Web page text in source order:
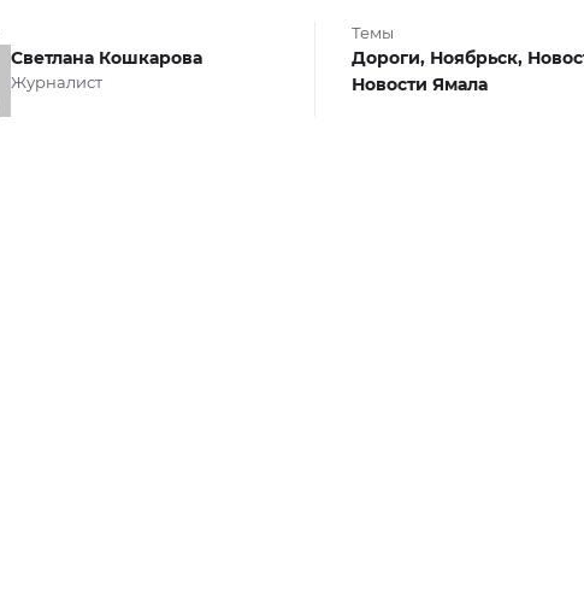
Светлана Кошкарова
Журналист
Темы
Дороги, Ноябрьск,
Новости Ямала